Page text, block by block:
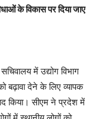
के विकास पर दिया जाए
में उद्योग विभाग
बढ़ावा देने के लिए व्यापक
किया। सीएम ने प्रदेश में